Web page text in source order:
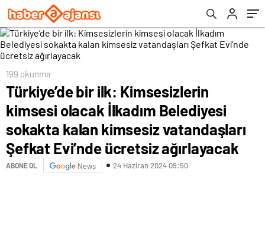
kimsesiz vatandaşları Şefkat Evi’nde
ücretsiz ağırlayacak
199 okunma
Türkiye’de bir ilk: Kimsesizlerin
kimsesi olacak İlkadım Belediyesi
sokakta kalan kimsesiz vatandaşları
Şefkat Evi’nde ücretsiz ağırlayacak
ABONE OL News 24 Haziran 2024 09:50